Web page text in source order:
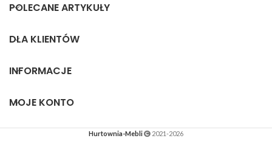
POLECANE ARTYKUŁY
DLA KLIENTÓW
INFORMACJE
MOJE KONTO
Hurtownia-Mebli 2021-2026